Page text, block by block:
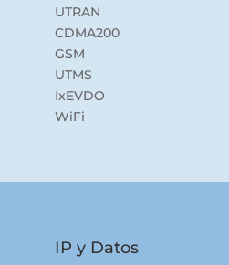
UTRAN
CDMA200
GSM
UTMS
IxEVDO
WiFi
IP y Datos